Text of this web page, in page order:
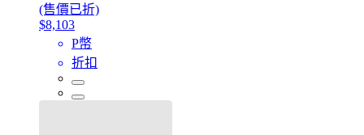
(售價已折)
$8,103
P幣
折扣